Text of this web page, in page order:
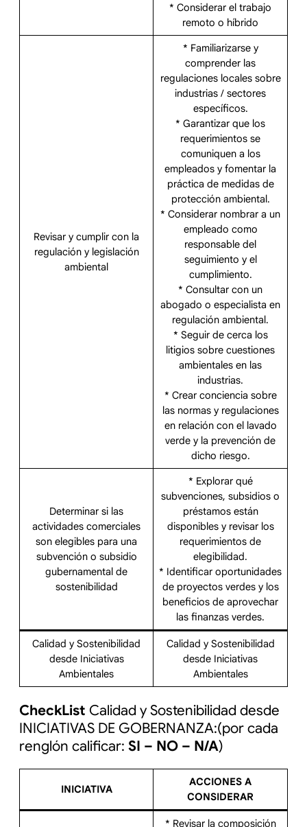
* Considerar el trabajo
remoto o híbrido
Revisar y cumplir con la
regulación y legislación
ambiental
* Familiarizarse y
comprender las
regulaciones locales sobre
industrias / sectores
específicos.
* Garantizar que los
requerimientos se
comuniquen a los
empleados y fomentar la
práctica de medidas de
protección ambiental.
* Considerar nombrar a un
empleado como
responsable del
seguimiento y el
cumplimiento.
* Consultar con un
abogado o especialista en
regulación ambiental.
* Seguir de cerca los
litigios sobre cuestiones
ambientales en las
industrias.
* Crear conciencia sobre
las normas y regulaciones
en relación con el lavado
verde y la prevención de
dicho riesgo.
Determinar si las
actividades comerciales
son elegibles para una
subvención o subsidio
gubernamental de
sostenibilidad
* Explorar qué
subvenciones, subsidios o
préstamos están
disponibles y revisar los
requerimientos de
elegibilidad.
* Identificar oportunidades
de proyectos verdes y los
beneficios de aprovechar
las finanzas verdes.
Calidad y Sostenibilidad
desde Iniciativas
Ambientales
Calidad y Sostenibilidad
desde Iniciativas
Ambientales
CheckList Calidad y Sostenibilidad desde
INICIATIVAS DE GOBERNANZA:(por cada
renglón calificar: SI – NO – N/A)
INICIATIVA
ACCIONES A
CONSIDERAR
* Revisar la composición